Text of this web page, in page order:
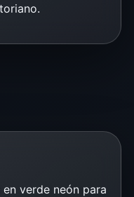
verde neón para